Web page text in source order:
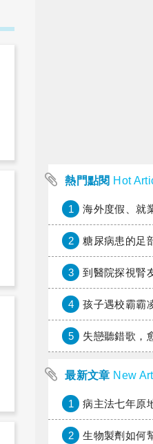
熱門點閱 Hot
1 海外度假、就業、遊學保障加倍，富邦產
2 糖尿病患的足
3 到醫院探視腎友
4 孩子遇校霸霸凌
5 失戀聽錯歌，愈聽愈傷
最新文章 New
1 病主法七年原地踏步，
2 生物製劑如何幫發炎性腸道疾病患者